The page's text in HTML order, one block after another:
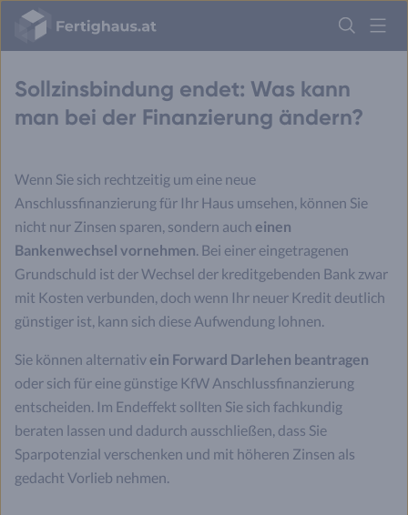
Fertighaus
Logo
Sollzinsbindung endet: Was kann
man bei der Finanzierung ändern?
Wenn Sie sich rechtzeitig um eine neue
Anschlussfinanzierung für Ihr Haus umsehen, können Sie
nicht nur Zinsen sparen, sondern auch einen
Bankenwechsel vornehmen. Bei einer eingetragenen
Grundschuld ist der Wechsel der kreditgebenden Bank zwar
mit Kosten verbunden, doch wenn Ihr neuer Kredit deutlich
günstiger ist, kann sich diese Aufwendung lohnen.
Sie können alternativein Forward Darlehen beantragen
oder sich für eine günstige KfW Anschlussfinanzierung
entscheiden. Im Endeffekt sollten Sie sich fachkundig
beraten lassen und dadurch ausschließen, dass Sie
Sparpotenzial verschenken und mit höheren Zinsen als
gedacht Vorlieb nehmen.